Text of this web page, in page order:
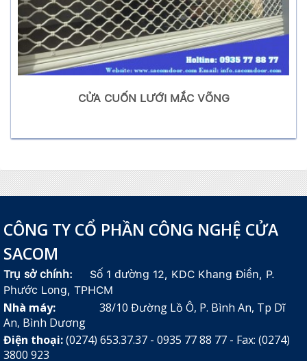
CỬA CUỐN LƯỚI MẮC VÕNG
CÔNG TY CỔ PHẦN CÔNG NGHỆ CỬA
SACOM
Trụ sở chính:
Số 1 đường 12, KDC Khang Điền, P.
Phước Long, TPHCM
Nhà máy: 38/10 Đường Lồ Ô, P. Bình An, Tp Dĩ
An, Bình Dương
Điện thoại:(0274) 653.37.37 - 0935 77 88 77 - Fax: (0274)
3800 923